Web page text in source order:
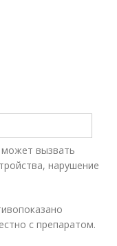
вызвать
нарушение
с препаратом.